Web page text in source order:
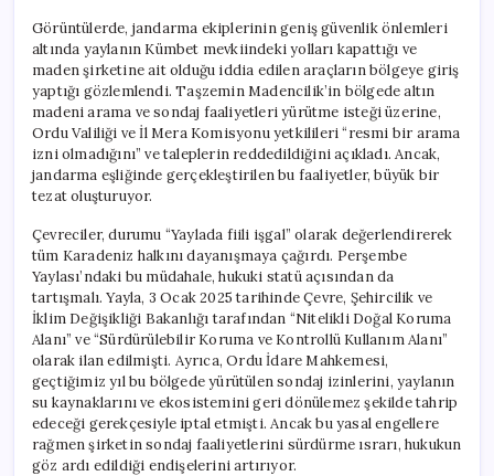
Görüntülerde, jandarma ekiplerinin geniş güvenlik önlemleri
altında yaylanın Kümbet mevkiindeki yolları kapattığı ve
maden şirketine ait olduğu iddia edilen araçların bölgeye giriş
yaptığı gözlemlendi. Taşzemin Madencilik’in bölgede altın
madeni arama ve sondaj faaliyetleri yürütme isteği üzerine,
Ordu Valiliği ve İl Mera Komisyonu yetkilileri “resmi bir arama
izni olmadığını” ve taleplerin reddedildiğini açıkladı. Ancak,
jandarma eşliğinde gerçekleştirilen bu faaliyetler, büyük bir
tezat oluşturuyor.
Çevreciler, durumu “Yaylada fiili işgal” olarak değerlendirerek
tüm Karadeniz halkını dayanışmaya çağırdı. Perşembe
Yaylası’ndaki bu müdahale, hukuki statü açısından da
tartışmalı. Yayla, 3 Ocak 2025 tarihinde Çevre, Şehircilik ve
İklim Değişikliği Bakanlığı tarafından “Nitelikli Doğal Koruma
Alanı” ve “Sürdürülebilir Koruma ve Kontrollü Kullanım Alanı”
olarak ilan edilmişti. Ayrıca, Ordu İdare Mahkemesi,
geçtiğimiz yıl bu bölgede yürütülen sondaj izinlerini, yaylanın
su kaynaklarını ve ekosistemini geri dönülemez şekilde tahrip
edeceği gerekçesiyle iptal etmişti. Ancak bu yasal engellere
rağmen şirketin sondaj faaliyetlerini sürdürme ısrarı, hukukun
göz ardı edildiği endişelerini artırıyor.